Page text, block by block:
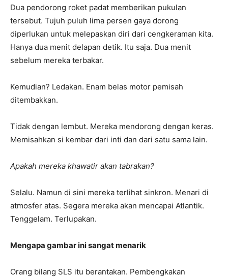
Dua pendorong roket padat memberikan pukulan
tersebut. Tujuh puluh lima persen gaya dorong
diperlukan untuk melepaskan diri dari cengkeraman kita.
Hanya dua menit delapan detik. Itu saja. Dua menit
sebelum mereka terbakar.
Kemudian? Ledakan. Enam belas motor pemisah
ditembakkan.
Tidak dengan lembut. Mereka mendorong dengan keras.
Memisahkan si kembar dari inti dan dari satu sama lain.
Apakah mereka khawatir akan tabrakan?
Selalu. Namun di sini mereka terlihat sinkron. Menari di
atmosfer atas. Segera mereka akan mencapai Atlantik.
Tenggelam. Terlupakan.
Mengapa gambar ini sangat menarik
Orang bilang SLS itu berantakan. Pembengkakan